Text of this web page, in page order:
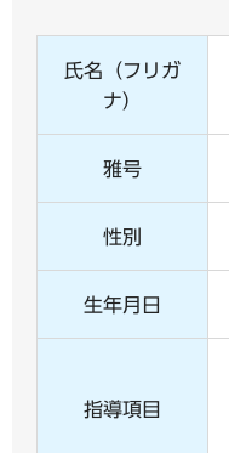
氏名（フリガ
ナ）
雅号
性別
生年月日
指導項目